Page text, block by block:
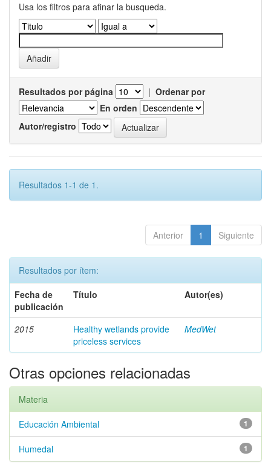
Usa los filtros para afinar la busqueda.
Resultados por página | Ordenar por
En orden
Autor/registro
Resultados 1-1 de 1.
Anterior 1 Siguiente
Resultados por ítem:
Fecha de
publicación
Título Autor(es)
2015
Healthy wetlands provide
priceless services
MedWet
Otras opciones relacionadas
Materia
1
Educación Ambiental
1
Humedal